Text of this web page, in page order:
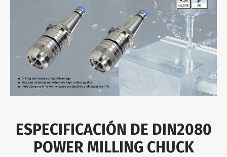
ESPECIFICACIÓN DE DIN2080
POWER MILLING CHUCK